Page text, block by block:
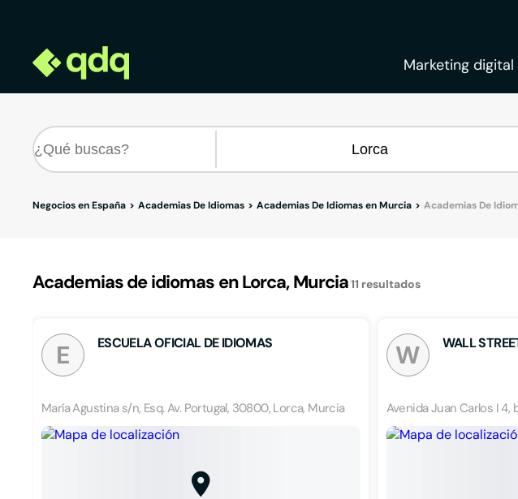
Marketing
Negocios en España Academias De Idiomas Academias De Idiomas en Murcia Academias De
Academias de idiomas en Lorca, Murcia11 resultados
E ESCUELA OFICIAL DE IDIOMAS
María Agustina s/n, Esq. Av. Portugal, 30800, Lorca, Murcia
W WALL
Avenida Juan Carlos I 4,